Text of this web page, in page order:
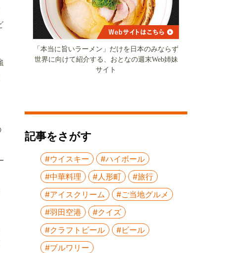
「本当に旨いラーメン」だけを日本のみならず
世界に向けて紹介する、おとなの週末Web姉妹
サイト
記事をさがす
#ウイスキー
#ハイボール
#中華料理
#人形町
#旅行
#アイスクリーム
#ご当地グルメ
#羽田空港
#クイズ
#クラフトビール
#ビール
#ブルワリー